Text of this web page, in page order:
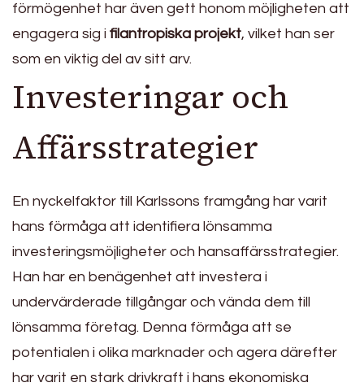
förmögenhet har även gett honom möjligheten att
engagera sig i filantropiska projekt, vilket han ser
som en viktig del av sitt arv.
Investeringar och
Affärsstrategier
En nyckelfaktor till Karlssons framgång har varit
hans förmåga att identifiera lönsamma
investeringsmöjligheter och hansaffärsstrategier.
Han har en benägenhet att investera i
undervärderade tillgångar och vända dem till
lönsamma företag. Denna förmåga att se
potentialen i olika marknader och agera därefter
har varit en stark drivkraft i hans ekonomiska